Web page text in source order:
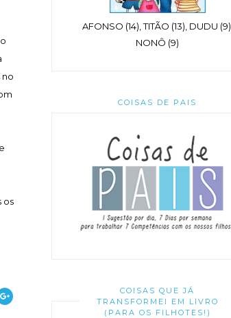
no
os
AFONSO (14), TITÃO (13), DUDU (9),
NONÔ (9)
COISAS DE PAIS
COISAS QUE JÁ
TRANSFORMEI EM LIVRO
(PARA OS FILHOTES!)